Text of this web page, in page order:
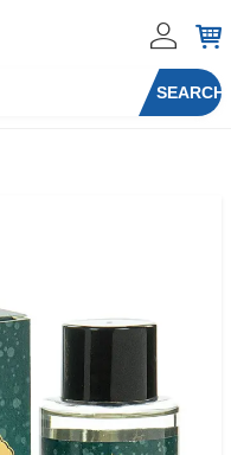
SEARCH